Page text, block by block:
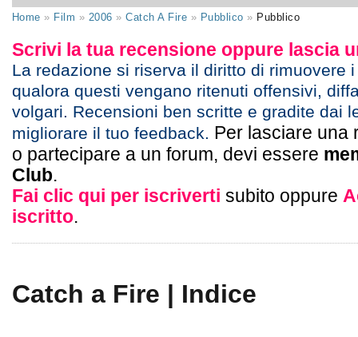
Home » Film » 2006 »Catch A Fire » Pubblico » Pubblico
Scrivi la tua recensione oppure lascia
La redazione si riserva il diritto di rimuovere
qualora questi vengano ritenuti offensivi,
volgari. Recensioni ben scritte e gradite dai
migliorare il tuo feedback. Per lasciare una
o partecipare a un forum, devi essere
Club.
Fai clic qui per iscriverti subito oppure
iscritto.
Catch a Fire | Indice